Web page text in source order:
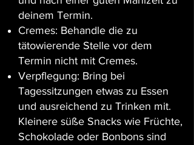
deinem Termin.
Cremes: Behandle die zu
tätowierende Stelle vor dem
Termin nicht mit Cremes.
Verpflegung: Bring bei
Tagessitzungen etwas zu Essen
und ausreichend zu Trinken mit.
Kleinere süße Snacks wie Früchte,
Schokolade oder Bonbons sind